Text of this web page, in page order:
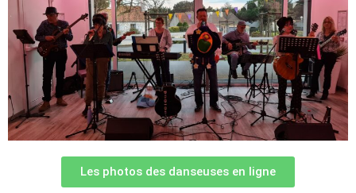
Les photos des danseuses en ligne